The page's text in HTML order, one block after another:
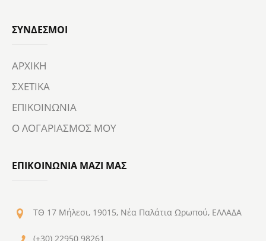
ΣΎΝΔΕΣΜΟΙ
ΑΡΧΙΚΗ
ΣΧΕΤΙΚΑ
ΕΠΙΚΟΙΝΩΝΙΑ
Ο ΛΟΓΑΡΙΑΣΜΟΣ ΜΟΥ
ΕΠΙΚΟΙΝΩΝΙΑ ΜΑΖΙ ΜΑΣ
ΤΘ 17 Μήλεσι, 19015, Νέα Παλάτια Ωρωπού, ΕΛΛΑΔΑ
(+30) 22950 98261